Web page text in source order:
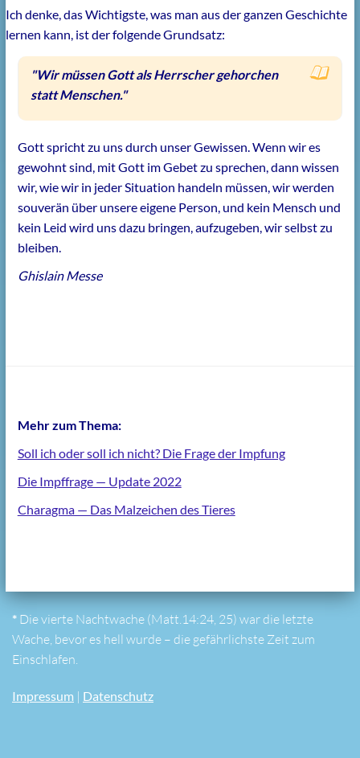
Ich denke, das Wichtigste, was man aus der ganzen Geschichte
lernen kann, ist der folgende Grundsatz:
"Wir müssen Gott als Herrscher gehorchen
statt Menschen."
Gott spricht zu uns durch unser Gewissen. Wenn wir es
gewohnt sind, mit Gott im Gebet zu sprechen, dann wissen
wir, wie wir in jeder Situation handeln müssen, wir werden
souverän über unsere eigene Person, und kein Mensch und
kein Leid wird uns dazu bringen, aufzugeben, wir selbst zu
bleiben.
Ghislain Messe
Mehr zum Thema:
Soll ich oder soll ich nicht? Die Frage der Impfung
Die Impffrage — Update 2022
Charagma — Das Malzeichen des Tieres
* Die vierte Nachtwache (Matt.14:24, 25) war die letzte
Wache, bevor es hell wurde – die gefährlichste Zeit zum
Einschlafen.
Impressum | Datenschutz